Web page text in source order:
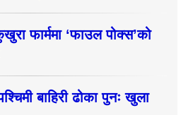
फार्ममा ‘फाउल पोक्स’को
बाहिरी ढोका पुनः खुला